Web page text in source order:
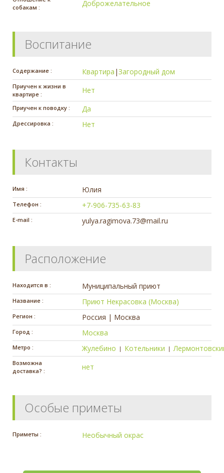
собакам :
Доброжелательное
Воспитание
Содержание : Квартира |Загородный дом
Приучен к жизни в
квартире :
Нет
Приучен к поводку : Да
Дрессировка : Нет
Контакты
Имя : Юлия
Телефон : +7-906-735-63-83
E-mail : yulya.ragimova.73@mail.ru
Расположение
Находится в : Муниципальный приют
Название : Приют Некрасовка (Москва)
Регион : Россия | Москва
Город : Москва
Метро : Жулебино | Котельники |
Возможна
доставка? :
нет
Особые приметы
Приметы : Необычный окрас